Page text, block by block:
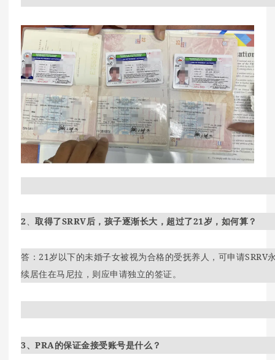
2、取得了SRRV后，孩子逐渐长大，超过了21岁，如何算？
答：21岁以下的未婚子女被视为合格的受抚养人，可申请
续居住在马尼拉，则应申请独立的签证。
3、PRA的保证金接受账号是什么？